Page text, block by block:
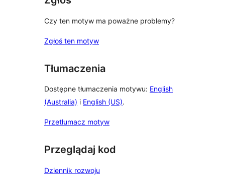
Czy ten motyw ma poważne problemy?
Zgłoś ten motyw
Tłumaczenia
Dostępne tłumaczenia motywu: English
(Australia) i English (US).
Przetłumacz motyw
Przeglądaj kod
Dziennik rozwoju